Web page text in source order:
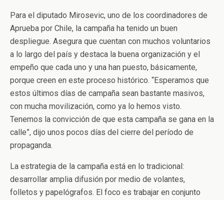
Para el diputado Mirosevic, uno de los coordinadores de
Aprueba por Chile, la campaña ha tenido un buen
despliegue. Asegura que cuentan con muchos voluntarios
a lo largo del país y destaca la buena organización y el
empeño que cada uno y una han puesto, básicamente,
porque creen en este proceso histórico. “Esperamos que
estos últimos días de campaña sean bastante masivos,
con mucha movilización, como ya lo hemos visto.
Tenemos la convicción de que esta campaña se gana en la
calle”, dijo unos pocos días del cierre del período de
propaganda.
La estrategia de la campaña está en lo tradicional:
desarrollar amplia difusión por medio de volantes,
folletos y papelógrafos. El foco es trabajar en conjunto